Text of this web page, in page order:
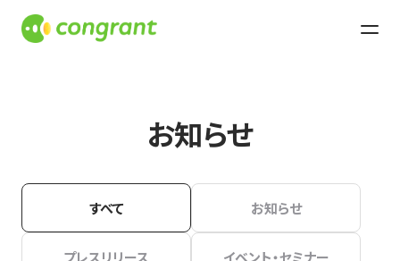
お知らせ
すべて お知らせ
プレスリリース イベント・セミナー